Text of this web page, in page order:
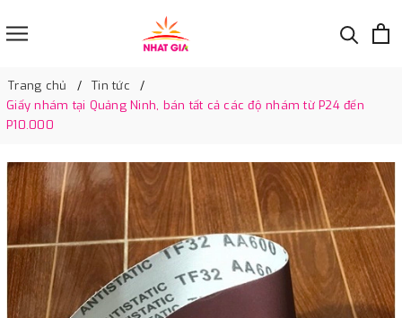
Trang chủ
Tin tức
Giấy nhám tại Quảng Ninh, bán tất cả các độ nhám từ P24 đến
P10.000